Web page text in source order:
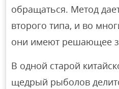
обращаться. Метод
второго типа, и во
они имеют решающее
В одной старой
щедрый рыболов